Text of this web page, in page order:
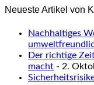
Neueste Artikel von
Nachhaltiges
Der richtige
macht - 2.